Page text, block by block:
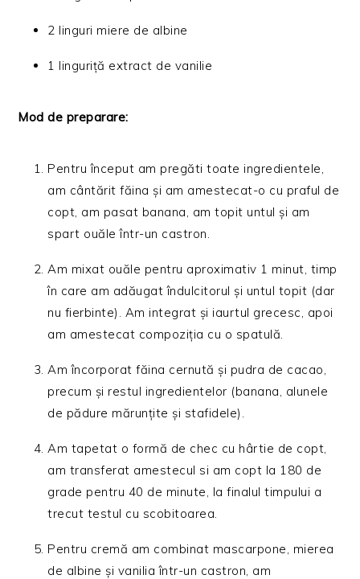
2 linguri miere de albine
1 linguriță extract de vanilie
Mod de preparare:
Pentru început am pregăti toate ingredientele,
am cântărit făina și am amestecat-o cu praful de
copt, am pasat banana, am topit untul și am
spart ouăle într-un castron.
Am mixat ouăle pentru aproximativ 1 minut, timp
în care am adăugat îndulcitorul și untul topit (dar
nu fierbinte). Am integrat și iaurtul grecesc, apoi
am amestecat compoziția cu o spatulă.
Am încorporat făina cernută și pudra de cacao,
precum și restul ingredientelor (banana, alunele
de pădure mărunțite și stafidele).
Am tapetat o formă de chec cu hârtie de copt,
am transferat amestecul si am copt la 180 de
grade pentru 40 de minute, la finalul timpului a
trecut testul cu scobitoarea.
Pentru cremă am combinat mascarpone, mierea
de albine și vanilia într-un castron, am